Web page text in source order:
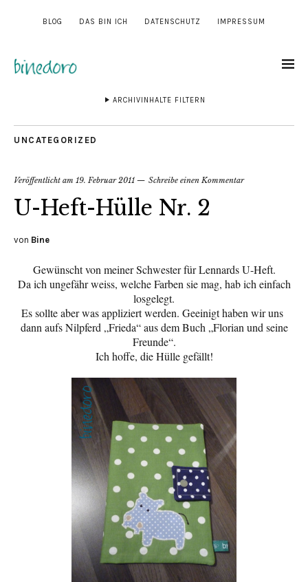
BLOG DAS BIN ICH DATENSCHUTZ IMPRESSUM
ARCHIVINHALTE FILTERN
UNCATEGORIZED
Veröffentlicht am 19. Februar 2011 Schreibe einen Kommentar
U-Heft-Hülle Nr. 2
von Bine
Gewünscht von meiner Schwester für Lennards U-Heft.
Da ich ungefähr weiss, welche Farben sie mag, hab ich einfach
losgelegt.
Es sollte aber was appliziert werden. Geeinigt haben wir uns
dann aufs Nilpferd „Frieda“ aus dem Buch „Florian und seine
Freunde“.
Ich hoffe, die Hülle gefällt!